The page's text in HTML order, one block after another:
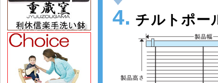
4. チルトポー